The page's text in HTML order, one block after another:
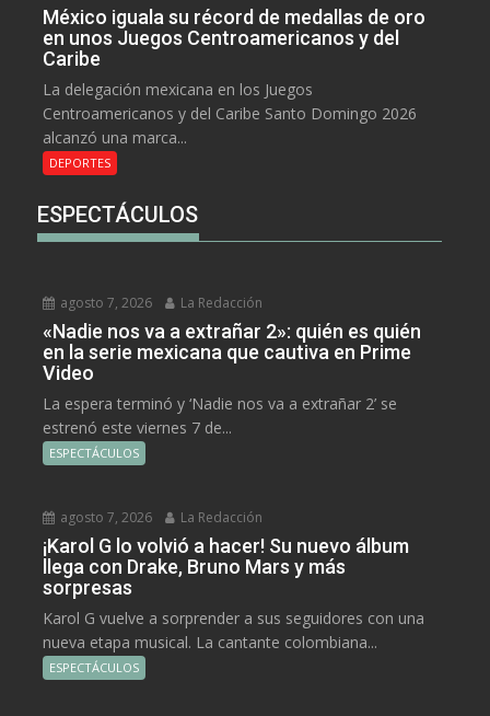
México iguala su récord de medallas de oro
en unos Juegos Centroamericanos y del
Caribe
La delegación mexicana en los Juegos
Centroamericanos y del Caribe Santo Domingo 2026
alcanzó una marca...
DEPORTES
ESPECTÁCULOS
agosto 7, 2026 La Redacción
«Nadie nos va a extrañar 2»: quién es quién
en la serie mexicana que cautiva en Prime
Video
La espera terminó y ‘Nadie nos va a extrañar 2’ se
estrenó este viernes 7 de...
ESPECTÁCULOS
agosto 7, 2026 La Redacción
¡Karol G lo volvió a hacer! Su nuevo álbum
llega con Drake, Bruno Mars y más
sorpresas
Karol G vuelve a sorprender a sus seguidores con una
nueva etapa musical. La cantante colombiana...
ESPECTÁCULOS